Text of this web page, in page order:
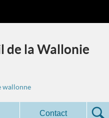
de la Wallonie
wallonne
Contact